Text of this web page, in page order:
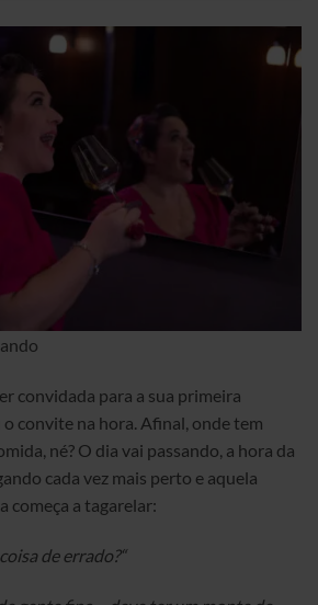
convidada para a sua primeira
convite na hora. Afinal, onde tem
né? O dia vai passando, a hora da
cada vez mais perto e aquela
começa a tagarelar:
de errado?“